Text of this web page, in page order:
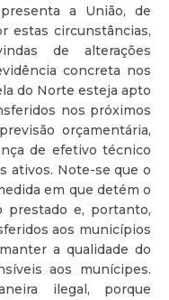
a União, de
estas circunstâncias,
de alterações
concreta nos
do Norte esteja apto
nos próximos
orçamentária,
de efetivo técnico
ativos. Note-se que o
em que detém o
prestado e, portanto,
aos municípios
a qualidade do
aos munícipes.
ilegal, porque